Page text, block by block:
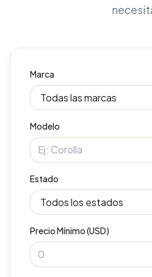
Marca
Modelo
Estado
Precio Mínimo (USD)